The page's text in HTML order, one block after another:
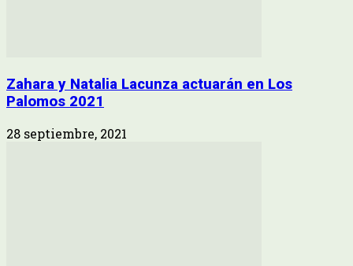
Zahara y Natalia Lacunza actuarán en Los
Palomos 2021
28 septiembre, 2021